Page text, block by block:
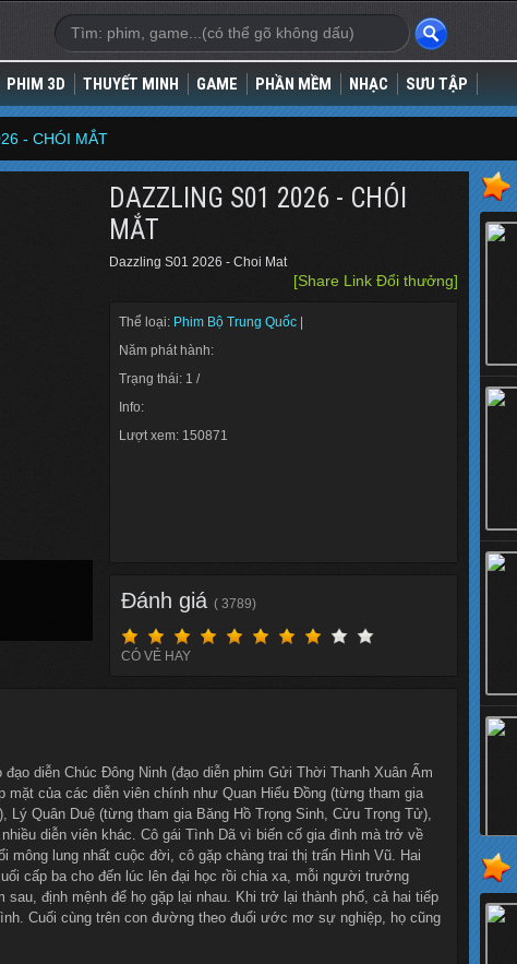
PHIM 3D THUYẾT MINH GAME PHẦN MỀM NHẠC SƯU TẬP
- CHÓI MẮT
DAZZLING S01 2026 - CHÓI
MẮT
Dazzling S01 2026 - Choi Mat
[Share Link Đổi thưởng]
Thể loại: Phim Bộ Trung Quốc
Năm phát hành:
Trạng thái: 1 /
Info:
Lượt xem: 150871
Đánh giá ( 3789)
CÓ VẺ HAY
diễn Chúc Đông Ninh (đạo diễn phim Gửi Thời Thanh Xuân Ấm
mặt của các diễn viên chính như Quan Hiểu Đồng (từng tham gia
Lý Quân Duệ (từng tham gia Băng Hồ Trọng Sinh, Cửu Trọng Tử),
diễn viên khác. Cô gái Tình Dã vì biến cố gia đình mà trở về
mông lung nhất cuộc đời, cô gặp chàng trai thị trấn Hình Vũ. Hai
cấp ba cho đến lúc lên đại học rồi chia xa, mỗi người trưởng
sau, định mệnh để họ gặp lại nhau. Khi trở lại thành phố, cả hai tiếp
Cuối cùng trên con đường theo đuổi ước mơ sự nghiệp, họ cũng